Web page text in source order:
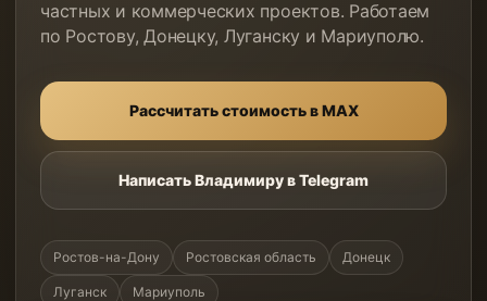
частных и коммерческих проектов. Работаем
по Ростову, Донецку, Луганску и Мариуполю.
Рассчитать стоимость в MAX
Написать Владимиру в Telegram
Ростов-на-Дону Ростовская область Донецк
Луганск Мариуполь